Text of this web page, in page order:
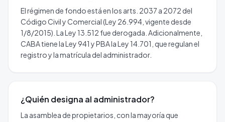
El régimen de fondo está en los arts. 2037 a 2072 del
Código Civil y Comercial (Ley 26.994, vigente desde
1/8/2015). La Ley 13.512 fue derogada. Adicionalmente,
CABA tiene la Ley 941 y PBA la Ley 14.701, que regulan el
registro y la matrícula del administrador.
¿Quién designa al administrador?
La asamblea de propietarios, con la mayoría que